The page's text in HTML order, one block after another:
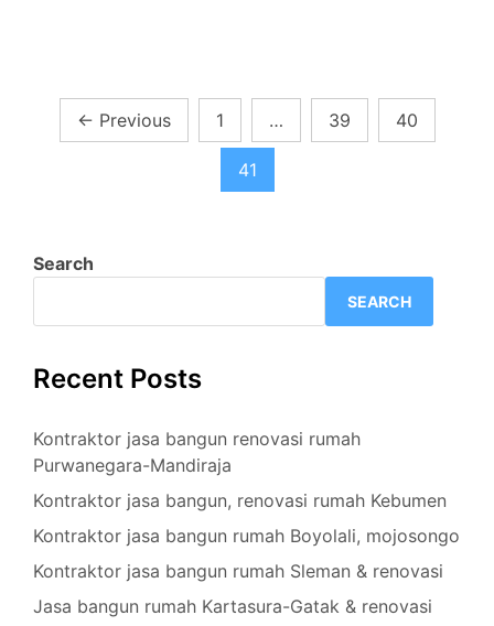
Posts
← Previous 1 … 39 40
41
Search
SEARCH
Recent Posts
Kontraktor jasa bangun renovasi rumah
Purwanegara-Mandiraja
Kontraktor jasa bangun, renovasi rumah Kebumen
Kontraktor jasa bangun rumah Boyolali, mojosongo
Kontraktor jasa bangun rumah Sleman & renovasi
Jasa bangun rumah Kartasura-Gatak & renovasi